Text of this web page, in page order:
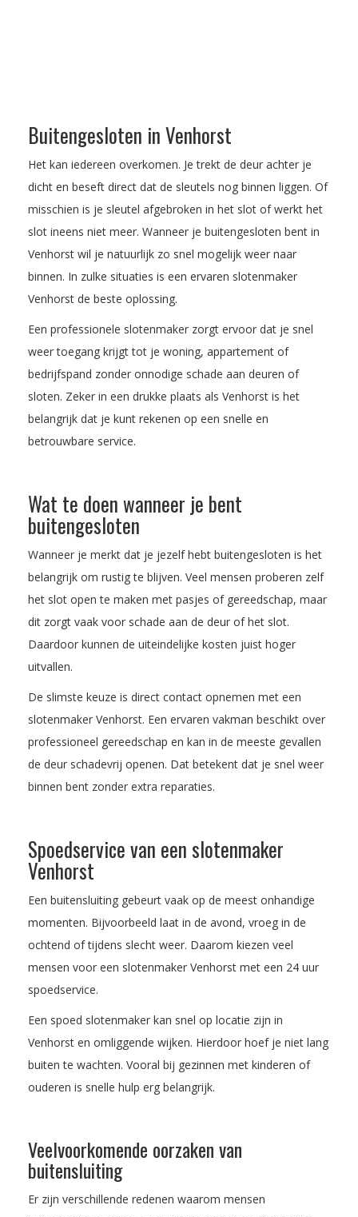
Buitengesloten in Venhorst
Het kan iedereen overkomen. Je trekt de deur achter je
dicht en beseft direct dat de sleutels nog binnen liggen. Of
misschien is je sleutel afgebroken in het slot of werkt het
slot ineens niet meer. Wanneer je buitengesloten bent in
Venhorst wil je natuurlijk zo snel mogelijk weer naar
binnen. In zulke situaties is een ervaren slotenmaker
Venhorst de beste oplossing.
Een professionele slotenmaker zorgt ervoor dat je snel
weer toegang krijgt tot je woning, appartement of
bedrijfspand zonder onnodige schade aan deuren of
sloten. Zeker in een drukke plaats als Venhorst is het
belangrijk dat je kunt rekenen op een snelle en
betrouwbare service.
Wat te doen wanneer je bent
buitengesloten
Wanneer je merkt dat je jezelf hebt buitengesloten is het
belangrijk om rustig te blijven. Veel mensen proberen zelf
het slot open te maken met pasjes of gereedschap, maar
dit zorgt vaak voor schade aan de deur of het slot.
Daardoor kunnen de uiteindelijke kosten juist hoger
uitvallen.
De slimste keuze is direct contact opnemen met een
slotenmaker Venhorst. Een ervaren vakman beschikt over
professioneel gereedschap en kan in de meeste gevallen
de deur schadevrij openen. Dat betekent dat je snel weer
binnen bent zonder extra reparaties.
Spoedservice van een slotenmaker
Venhorst
Een buitensluiting gebeurt vaak op de meest onhandige
momenten. Bijvoorbeeld laat in de avond, vroeg in de
ochtend of tijdens slecht weer. Daarom kiezen veel
mensen voor een slotenmaker Venhorst met een 24 uur
spoedservice.
Een spoed slotenmaker kan snel op locatie zijn in
Venhorst en omliggende wijken. Hierdoor hoef je niet lang
buiten te wachten. Vooral bij gezinnen met kinderen of
ouderen is snelle hulp erg belangrijk.
Veelvoorkomende oorzaken van
buitensluiting
Er zijn verschillende redenen waarom mensen